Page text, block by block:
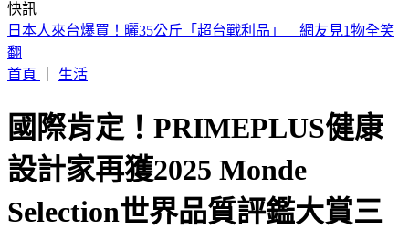
快訊
印度女與兄大吵後暴走！ 竟朝9月大姪子嘴裡「猛灌強力
膠」
首頁
生活
國際肯定！PRIMEPLUS健康
設計家再獲2025 Monde
Selection世界品質評鑑大賞三